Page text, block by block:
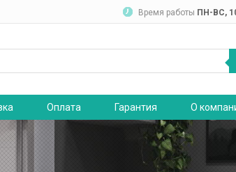
Время работы ПН-ВC,
Оплата Гарантия О